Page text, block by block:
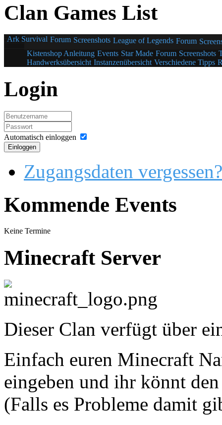
Clan Games List
Ark Survival Forum Screenshots League of Legends Forum
Kistenshop Anleitung Events Star Made Forum Screenshots
Handwerksübersicht Instanzenübersicht Verschiedene Tipps
Login
Automatisch einloggen
Einloggen
Zugangsdaten vergessen?
Kommende Events
Keine Termine
Minecraft Server
Dieser Clan verfügt über
Einfach euren Minecraft
eingeben und ihr könnt
(Falls es Probleme damit